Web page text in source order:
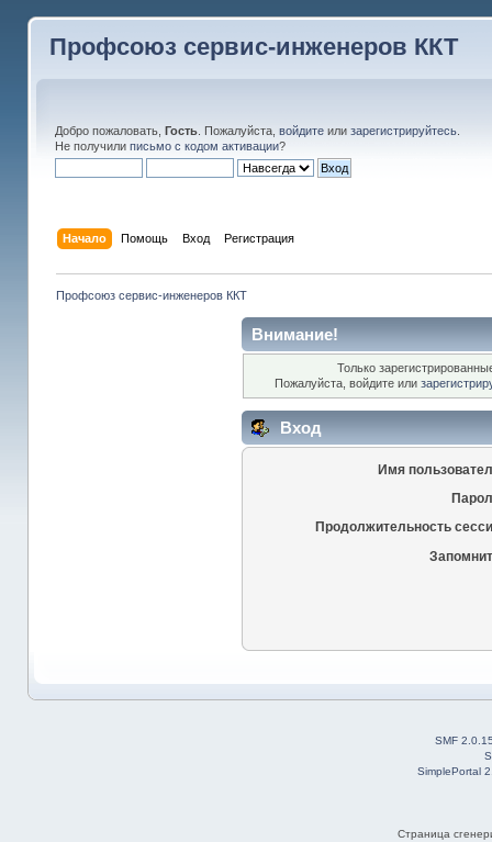
Профсоюз сервис-инженеров ККТ
Добро пожаловать, Гость. Пожалуйста, войдитеили зарегистрируйтесь.
Не получили письмо с кодом активации?
Начало Помощь Вход Регистрация
Профсоюз сервис-инженеров ККТ
Внимание!
Только
Пожалуйста, войдите или
Вход
Имя
Продолжительность
SMF
SimplePortal
Страница